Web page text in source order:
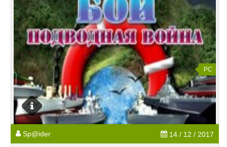
PC
Sp@ider 14 / 12 / 2017